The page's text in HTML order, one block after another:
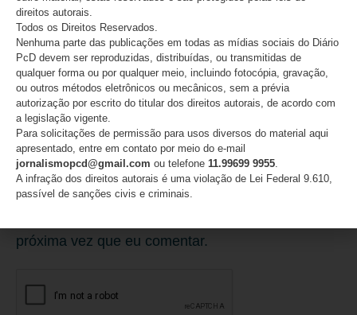
E-mail*
Site
próxima vez que eu comentar.
direitos autorais.
Todos os Direitos Reservados.
Nenhuma parte das publicações em todas as mídias sociais do Diário
PcD devem ser reproduzidas, distribuídas, ou transmitidas de
qualquer forma ou por qualquer meio, incluindo fotocópia, gravação,
ou outros métodos eletrônicos ou mecânicos, sem a prévia
autorização por escrito do titular dos direitos autorais, de acordo com
a legislação vigente.
Para solicitações de permissão para usos diversos do material aqui
apresentado, entre em contato por meio do e-mail
jornalismopcd@gmail.com ou telefone 11.99699 9955.
A infração dos direitos autorais é uma violação de Lei Federal 9.610,
passível de sanções civis e criminais.